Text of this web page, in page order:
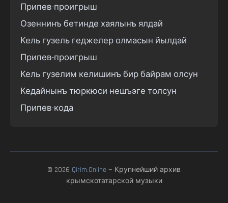
Припев-проигрыш
Озеннинъ бетинде хаялынъ ялдай
Кель гузель геджелер олмасын йылдай
Припев-проигрыш
Кель гузелим келишинъ бир байрам олсун
Кедайнынъ тюркюси нешъэге толсун
Припев-кода
© 2026 Qirim.Online — Крупнейший архив
крымскотатарской музыки